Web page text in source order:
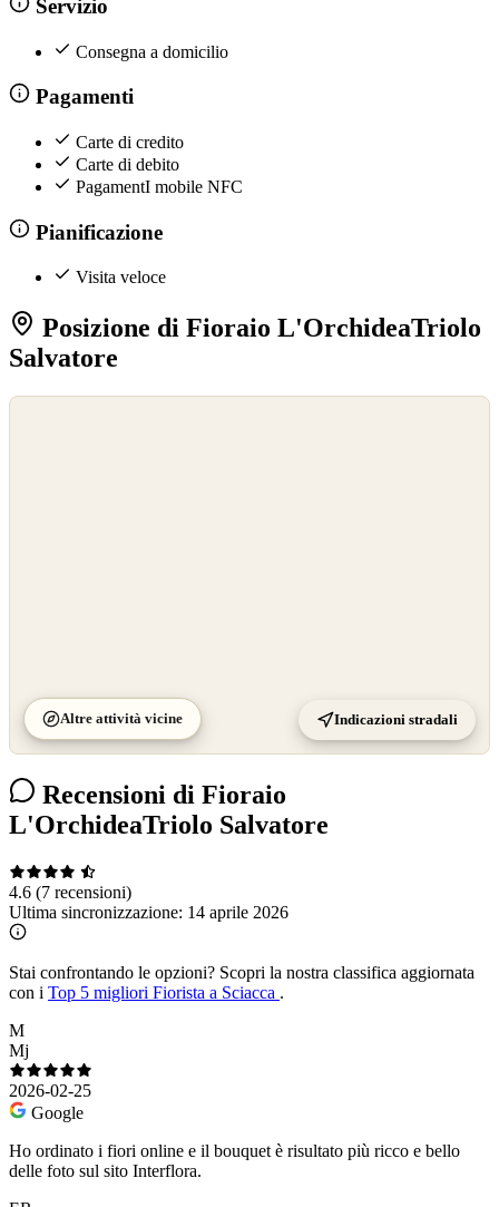
Servizio
Consegna a domicilio
Pagamenti
Carte di credito
Carte di debito
PagamentI mobile NFC
Pianificazione
Visita veloce
Posizione di Fioraio L'OrchideaTriolo
Salvatore
Altre attività vicine Indicazioni stradali
Recensioni di Fioraio
L'OrchideaTriolo Salvatore
4.6 (7 recensioni)
Ultima sincronizzazione: 14 aprile 2026
Stai confrontando le opzioni? Scopri la nostra classifica aggiornata
con i Top 5 migliori Fiorista a Sciacca .
M
Mj
2026-02-25
Google
Ho ordinato i fiori online e il bouquet è risultato più ricco e bello
delle foto sul sito Interflora.